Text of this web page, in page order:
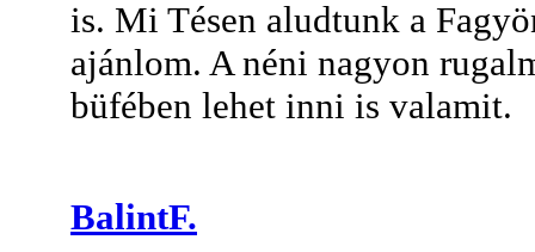
is. Mi Tésen aludtunk a
ajánlom. A néni nagyon
büfében lehet inni is valamit.
BalintF.